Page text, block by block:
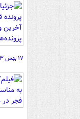
۱۷ بهمن ۰۳ - ۱۲:۲۲